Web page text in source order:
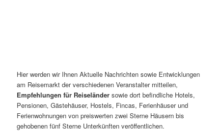
Hier werden wir Ihnen Aktuelle Nachrichten sowie Entwicklungen
am Reisemarkt der verschiedenen Veranstalter mitteilen,
Empfehlungen für Reiseländer sowie dort befindliche Hotels,
Pensionen, Gästehäuser, Hostels, Fincas, Ferienhäuser und
Ferienwohnungen von preiswerten zwei Sterne Häusern bis
gehobenen fünf Sterne Unterkünften veröffentlichen.